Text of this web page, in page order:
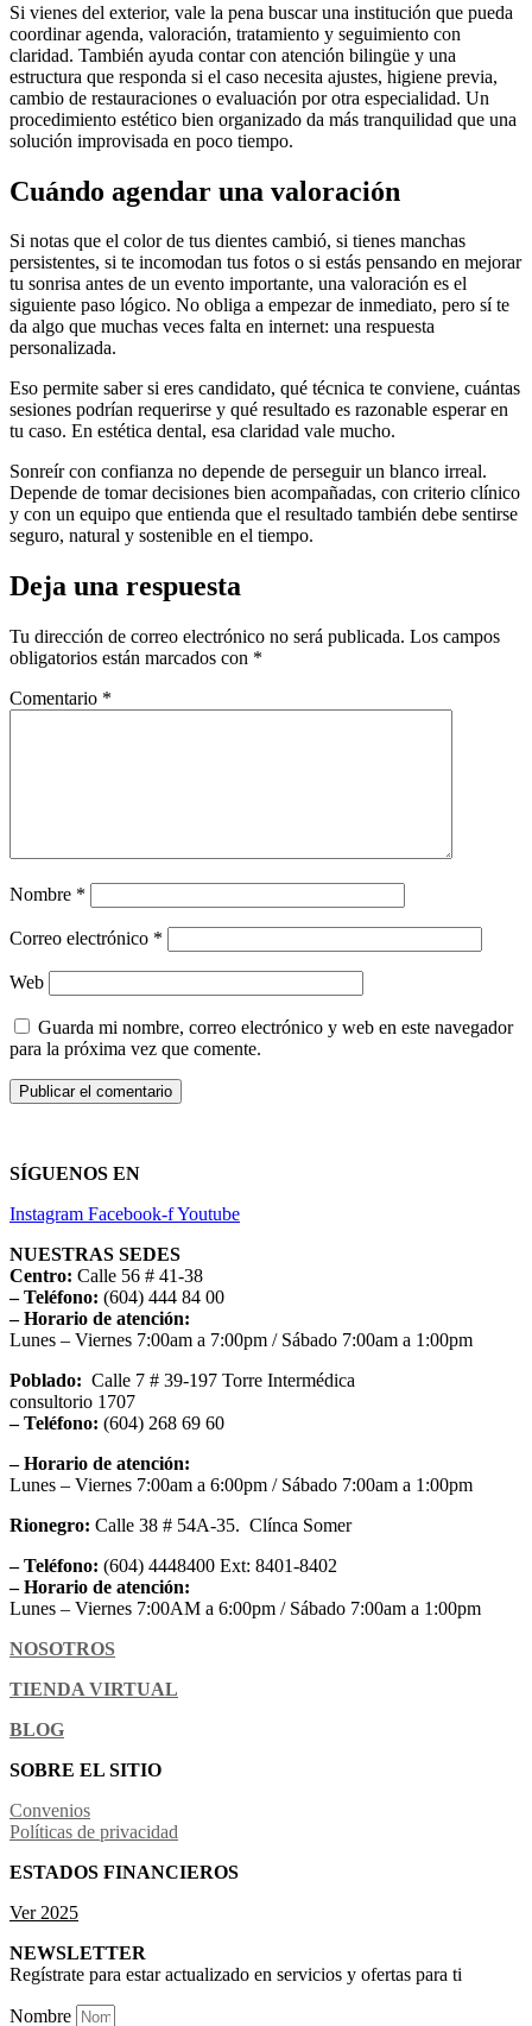
Si vienes del exterior, vale la pena buscar una institución que pueda
coordinar agenda, valoración, tratamiento y seguimiento con
claridad. También ayuda contar con atención bilingüe y una
estructura que responda si el caso necesita ajustes, higiene previa,
cambio de restauraciones o evaluación por otra especialidad. Un
procedimiento estético bien organizado da más tranquilidad que una
solución improvisada en poco tiempo.
Cuándo agendar una valoración
Si notas que el color de tus dientes cambió, si tienes manchas
persistentes, si te incomodan tus fotos o si estás pensando en mejorar
tu sonrisa antes de un evento importante, una valoración es el
siguiente paso lógico. No obliga a empezar de inmediato, pero sí te
da algo que muchas veces falta en internet: una respuesta
personalizada.
Eso permite saber si eres candidato, qué técnica te conviene, cuántas
sesiones podrían requerirse y qué resultado es razonable esperar en
tu caso. En estética dental, esa claridad vale mucho.
Sonreír con confianza no depende de perseguir un blanco irreal.
Depende de tomar decisiones bien acompañadas, con criterio clínico
y con un equipo que entienda que el resultado también debe sentirse
seguro, natural y sostenible en el tiempo.
Deja una respuesta
Tu dirección de correo electrónico no será publicada. Los campos
obligatorios están marcados con *
Comentario *
Nombre *
Correo electrónico *
Web
Guarda mi nombre, correo electrónico y web en este navegador
para la próxima vez que comente.
SÍGUENOS EN
Instagram Facebook-fYoutube
NUESTRAS SEDES
Centro: Calle 56 # 41-38
– Teléfono: (604) 444 84 00
– Horario de atención:
Lunes – Viernes 7:00am a 7:00pm / Sábado 7:00am a 1:00pm
Poblado: Calle 7 # 39-197 Torre Intermédica
consultorio 1707
– Teléfono: (604) 268 69 60
– Horario de atención:
Lunes – Viernes 7:00am a 6:00pm / Sábado 7:00am a 1:00pm
Rionegro: Calle 38 # 54A-35. Clínca Somer
– Teléfono: (604) 4448400 Ext: 8401-8402
– Horario de atención:
Lunes – Viernes 7:00AM a 6:00pm / Sábado 7:00am a 1:00pm
NOSOTROS
TIENDA VIRTUAL
BLOG
SOBRE EL SITIO
Convenios
Políticas de privacidad
ESTADOS FINANCIEROS
Ver 2025
NEWSLETTER
Regístrate para estar actualizado en servicios y ofertas para ti
Nombre